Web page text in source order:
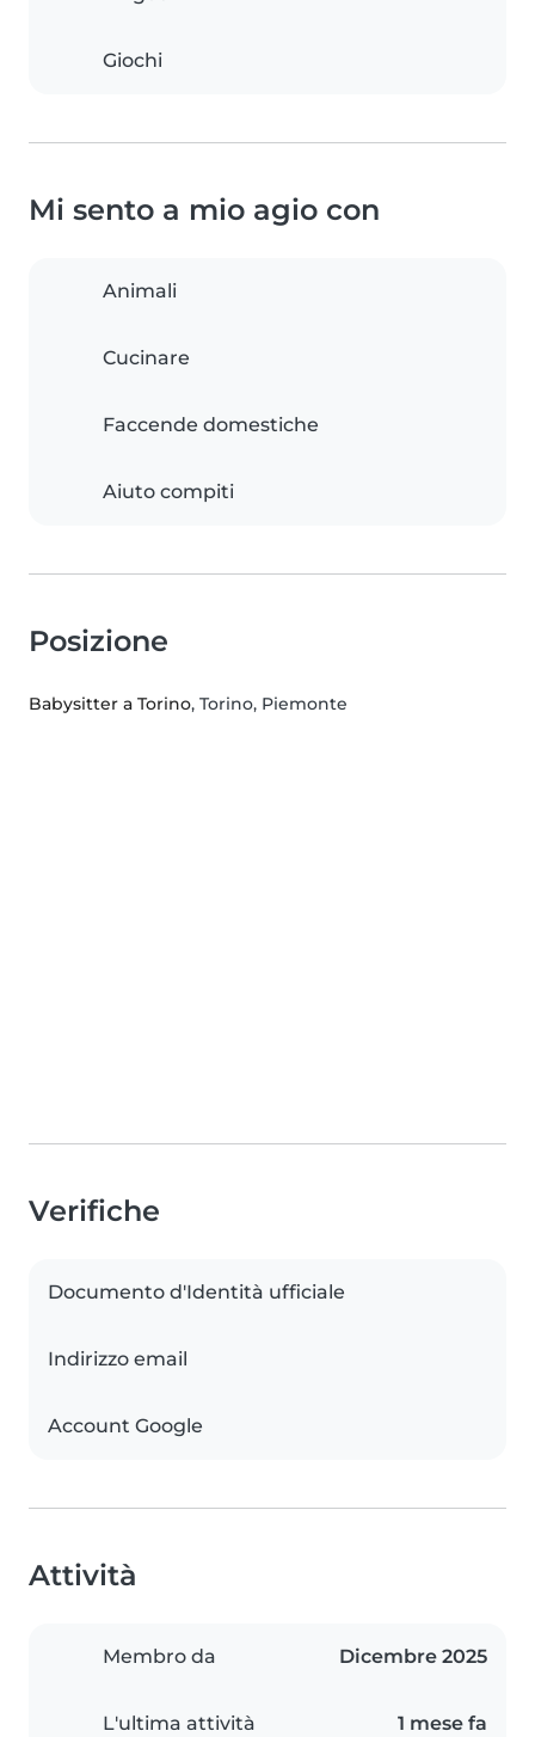
Giochi
Mi sento a mio agio con
Animali
Cucinare
Faccende domestiche
Aiuto compiti
Posizione
Babysitter a Torino, Torino, Piemonte
Verifiche
Documento d'Identità ufficiale
Indirizzo email
Account Google
Attività
Membro da Dicembre 2025
L'ultima attività 1 mese fa